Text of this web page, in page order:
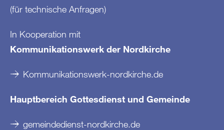
(für technische Anfragen)
In Kooperation mit
Kommunikationswerk der Nordkirche
Kommunikationswerk-nordkirche.de
Hauptbereich Gottesdienst und Gemeinde
gemeindedienst-nordkirche.de